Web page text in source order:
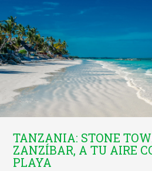
TANZANIA: STONE
ZANZÍBAR, A TU AIRE
PLAYA